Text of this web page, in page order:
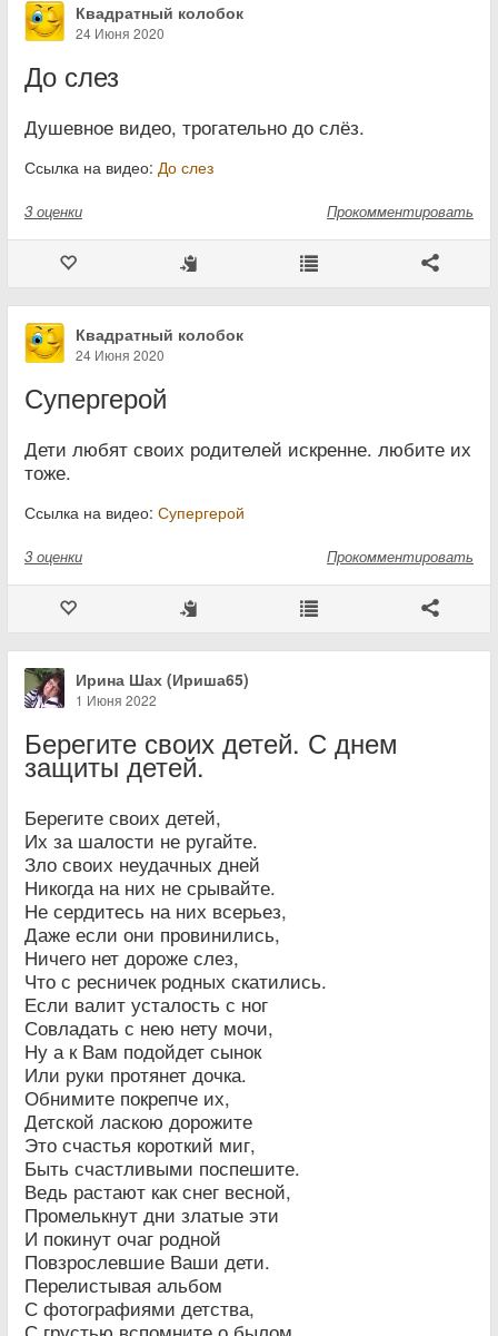
Квадратный колобок
24 Июня 2020
До слез
Душевное видео, трогательно до слёз.
Ссылка на видео: До слез
3 оценки Прокомментировать
Квадратный колобок
24 Июня 2020
Супергерой
Дети любят своих родителей искренне. любите их
тоже.
Ссылка на видео: Супергерой
3 оценки Прокомментировать
Ирина Шах (Ириша65)
1 Июня 2022
Берегите своих детей. С днем
защиты детей.
Берегите своих детей,
Их за шалости не ругайте.
Зло своих неудачных дней
Никогда на них не срывайте.
Не сердитесь на них всерьез,
Даже если они провинились,
Ничего нет дороже слез,
Что с ресничек родных скатились.
Если валит усталость с ног
Совладать с нею нету мочи,
Ну а к Вам подойдет сынок
Или руки протянет дочка.
Обнимите покрепче их,
Детской ласкою дорожите
Это счастья короткий миг,
Быть счастливыми поспешите.
Ведь растают как снег весной,
Промелькнут дни златые эти
И покинут очаг родной
Повзрослевшие Ваши дети.
Перелистывая альбом
С фотографиями детства,